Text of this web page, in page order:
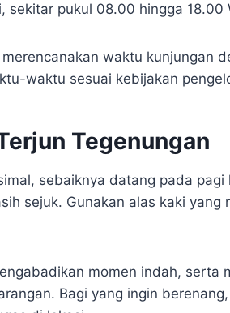
sekitar pukul 08.00 hingga 18.00
waktu kunjungan
waktu sesuai kebijakan
Tegenungan
sebaiknya datang pada
sejuk. Gunakan alas kaki yang
momen indah, serta
Bagi yang ingin